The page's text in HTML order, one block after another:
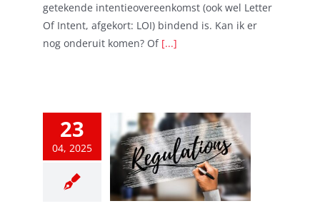
getekende intentieovereenkomst (ook wel Letter
Of Intent, afgekort: LOI) bindend is. Kan ik er
nog onderuit komen? Of[...]
23
04, 2025